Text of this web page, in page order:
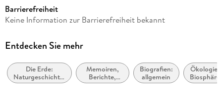
Autor/Autorin
Verlag/Hersteller
Produktart
kartoniert
Barrierefreiheit
Keine Information zur Barrierefreiheit bekannt
Entdecken Sie mehr
Die Erde:
Naturgeschichte:
Sachbuch
Memoiren,
Berichte,
Erinnerungen
Biografien:
allgemein
Ökologie,
Biosphäre